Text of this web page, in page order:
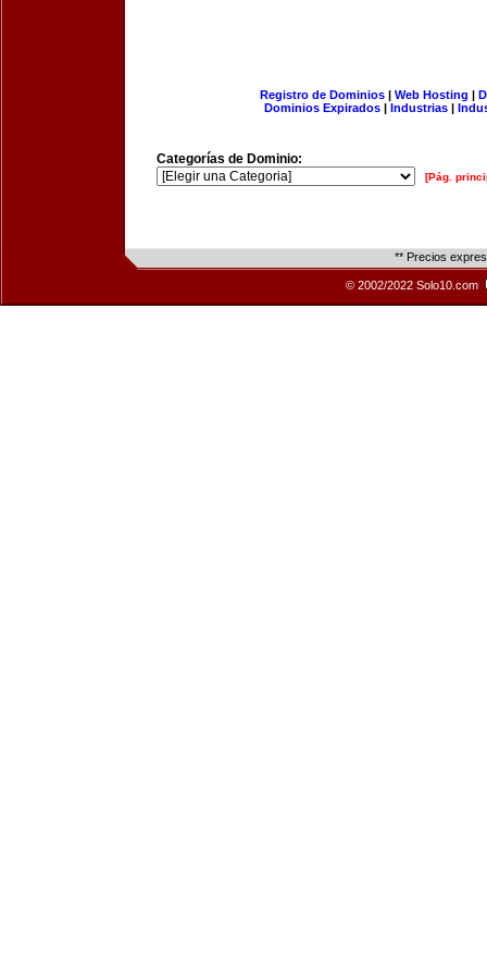
Registro de Dominios| Web Hosting |
Dominios Expirados | Industrias |
Categorías de Dominio:
[Pág.
** Precios
© 2002/2022 Solo10.com